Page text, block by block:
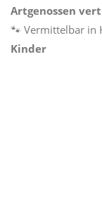
Artgenossen
🐾 Vermittelbar in
Kinder